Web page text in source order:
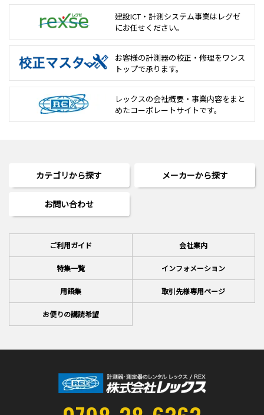
建設ICT・計測システム事業は レグゼ
にお任せください。
お客様の計測器の校正・修理をワンス
トップで承ります。
レックスの会社概要・事業内容をまと
めたコーポレートサイトです。
カテゴリから探す メーカーから探す
お問い合わせ
ご利用ガイド 会社案内
特集一覧 インフォメーション
用語集 取引先様専用ページ
お便りの講読希望